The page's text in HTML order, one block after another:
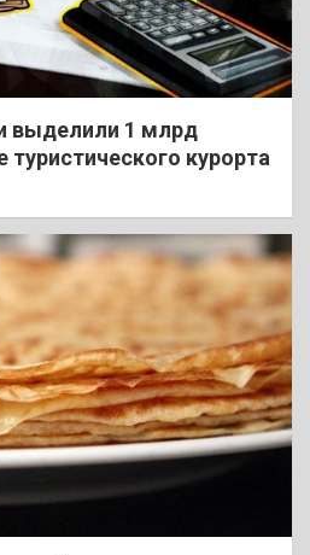
выделили 1 млрд
туристического курорта